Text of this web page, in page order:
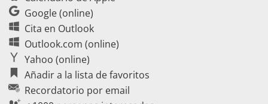
Google (online)
Cita en Outlook
Outlook.com (online)
Yahoo (online)
Añadir a la lista de favoritos
Recordatorio por email